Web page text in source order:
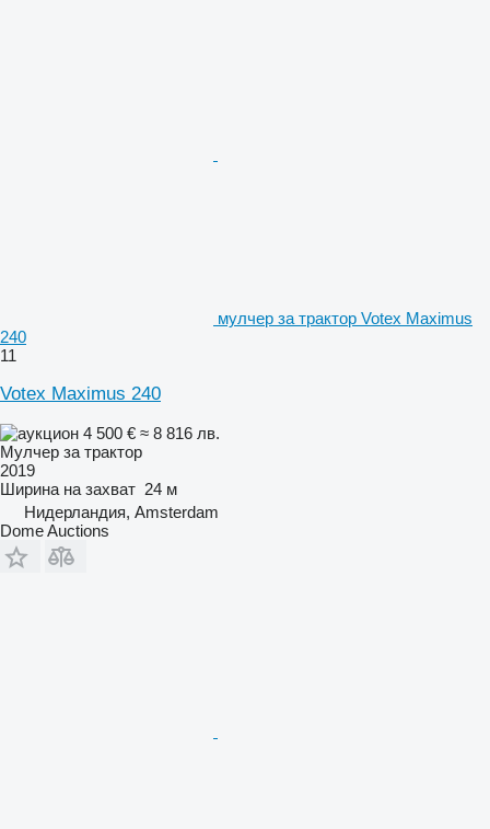
мулчер за трактор Votex Maximus
240
11
Votex Maximus 240
4 500 € ≈ 8 816 лв.
Мулчер за трактор
2019
Ширина на захват 24 м
Нидерландия, Amsterdam
Dome Auctions